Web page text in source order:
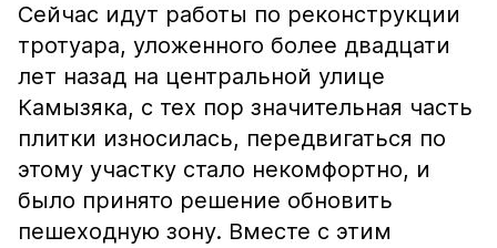
Сейчас идут работы по реконструкции
тротуара, уложенного более двадцати
лет назад на центральной улице
Камызяка, с тех пор значительная часть
плитки износилась, передвигаться по
этому участку стало некомфортно, и
было принято решение обновить
пешеходную зону. Вместе с этим